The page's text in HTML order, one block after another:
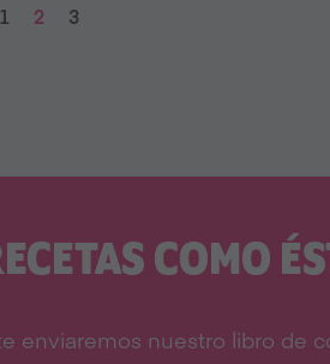
1 2 3
COMO
enviaremos nuestro libro de